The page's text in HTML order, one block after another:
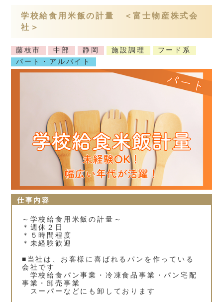
学校給食用米飯の計量 ＜富士物産株式会
社＞
藤枝市 中部 静岡 施設調理
フード系
パート・アルバイト
仕事内容
～学校給食用米飯の計量～
＊週休２日
＊５時間程度
＊未経験歓迎
■当社は、お客様に喜ばれるパンを作っている
会社です
学校給食パン事業・冷凍食品事業・パン宅配
事業・卸売事業
スーパーなどにも卸しております